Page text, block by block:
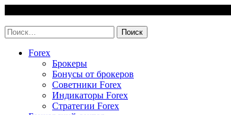
content
Найти:
Forex
Брокеры
Бонусы от брокеров
Советники Forex
Индикаторы Forex
Стратегии Forex